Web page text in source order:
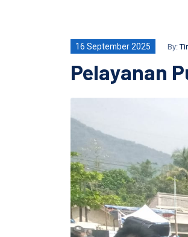
16 September 2025 By:
Pelayanan